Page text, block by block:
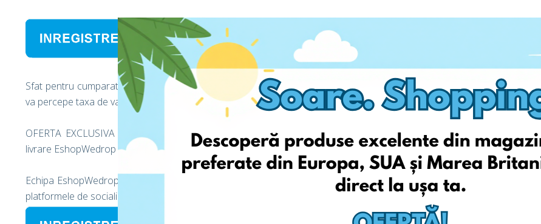
Sfat pentru cumparaturi! In cazul in care cumperi imbracaminte si incaltaminte avand valoarea de pana la 100 $, nu se
va percepe taxa de vanzare!
OFERTA EXCLUSIVA - Folosesti EshopWedrop pentru prima oara? Doar pentru o perioada limitata, iti oferim prima
livrare EshopWedrop din Europa sau America in Romania, GRATUIT* (se aplica anumiti termeni si conditii).
Echipa EshopWedrop cauta in permanenta cele mai noi oferte, promotii si tendinte, asa ca nu uita sa ne urmaresti pe
platformele de socializare pentru a avea mai multe sanse de a face economii la cumparaturile tale online!